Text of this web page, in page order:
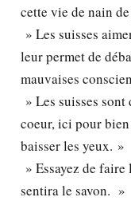
cette vie de nain
» Les suisses
leur permet de
mauvaises
» Les suisses
coeur, ici pour
baisser les yeux. »
» Essayez de faire
sentira le savon. »